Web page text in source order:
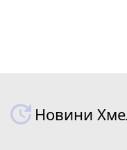
Новини